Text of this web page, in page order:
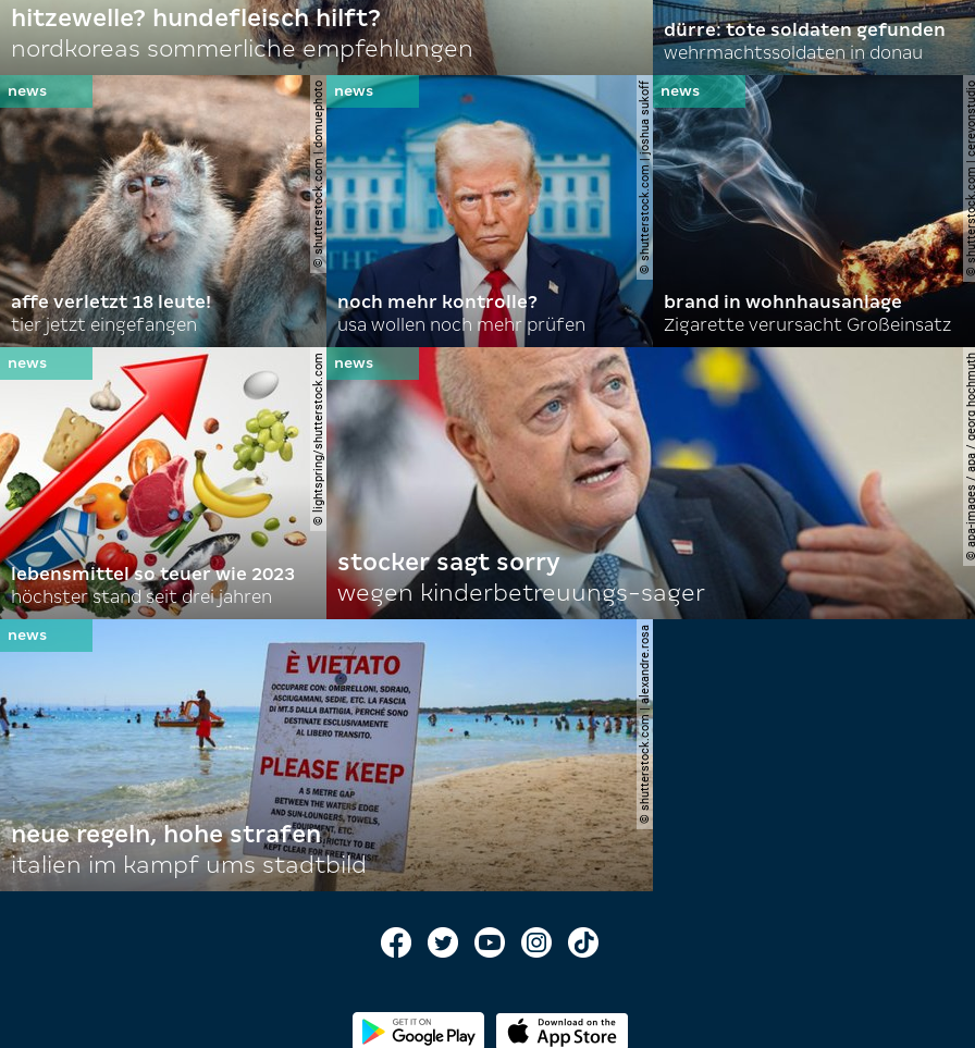
hitzewelle? hundefleisch hilft?
nordkoreas sommerliche empfehlungen
dürre: tote soldaten gefunden
wehrmachtssoldaten in donau
© shutterstock.com | domuephoto
affe verletzt 18 leute!
tier jetzt eingefangen
© shutterstock.com | joshua sukoff
noch mehr kontrolle?
usa wollen noch mehr prüfen
©
brand in wohnhausanlage
Zigarette verursacht Großeinsatz
© lightspring/shutterstock.com
lebensmittel so teuer wie 2023
höchster stand seit drei jahren
© apa-images /
stocker sagt sorry
wegen kinderbetreuungs-sager
© shutterstock.com | alexandre.rosa
neue regeln, hohe strafen
italien im kampf ums stadtbild